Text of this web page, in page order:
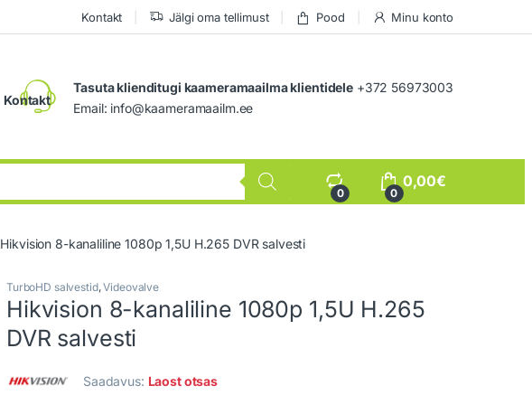
Kontakt Jälgi oma tellimust Pood Minu konto
Kontakt
Tasuta klienditugi kaameramaailma klientidele+372 56973003
Email: info@kaameramaailm.ee
0 0
0,00€
Hikvision 8-kanaliline 1080p 1,5U H.265 DVR salvesti
TurboHD salvestid,Videovalve
Hikvision 8-kanaliline 1080p 1,5U H.265
DVR salvesti
Saadavus: Laost otsas